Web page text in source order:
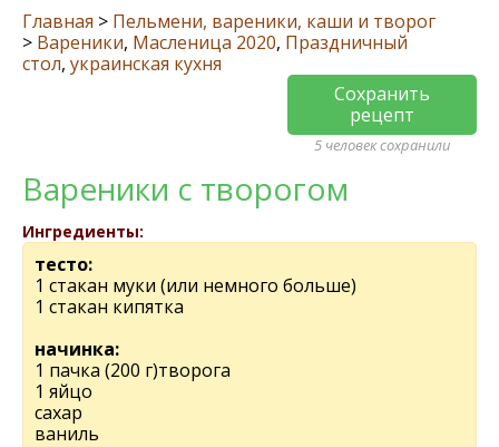
Главная > Пельмени, вареники, каши и творог
> Вареники, Масленица 2020, Праздничный
стол, украинская кухня
Сохранить
рецепт
5 человек сохранили
Вареники с творогом
Ингредиенты:
тесто:
1 стакан муки (или немного больше)
1 стакан кипятка
начинка:
1 пачка (200 г)творога
1 яйцо
сахар
ваниль